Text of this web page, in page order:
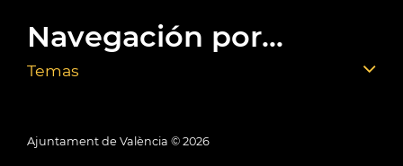
Navegación por...
Temas
Ajuntament de València © 2026